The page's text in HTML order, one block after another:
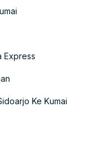
Express
Ke Kumai